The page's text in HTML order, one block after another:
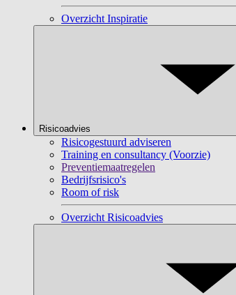
Overzicht Inspiratie
Risicoadvies
Risicogestuurd adviseren
Training en consultancy (Voorzie)
Preventiemaatregelen
Bedrijfsrisico's
Room of risk
Overzicht Risicoadvies